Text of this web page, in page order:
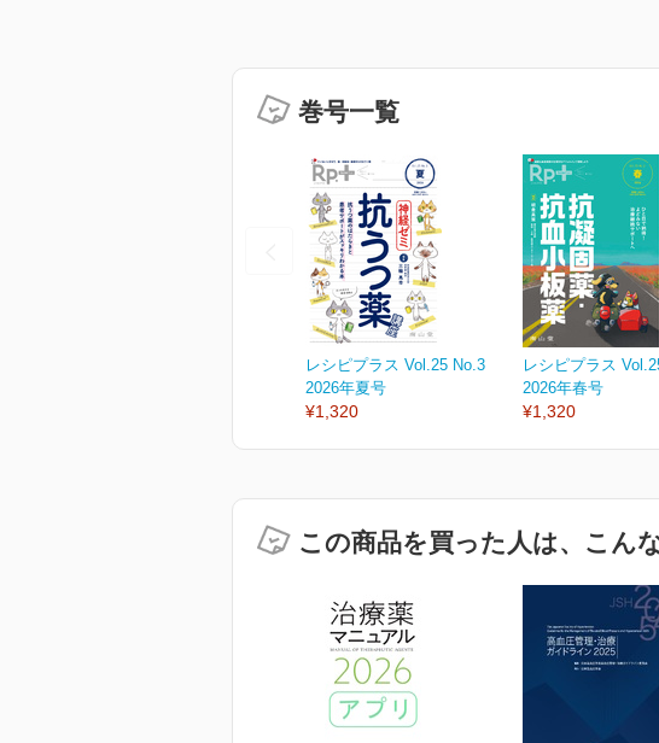
巻号一覧
レシピプラス Vol.25 No.3
2026年夏号
¥1,320
レシピプラス
2026年春号
¥1,320
この商品を買った人は、こん